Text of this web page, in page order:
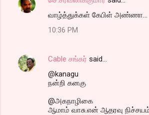
வாழ்த்துக்கள் கேபிள் அண்ணா...
10:36 PM
Cable சங்கர் said…
@kanagu
நன்றி கனகு
@அகநாழிகை
ஆமாம் வாசு.என் ஆதரவு